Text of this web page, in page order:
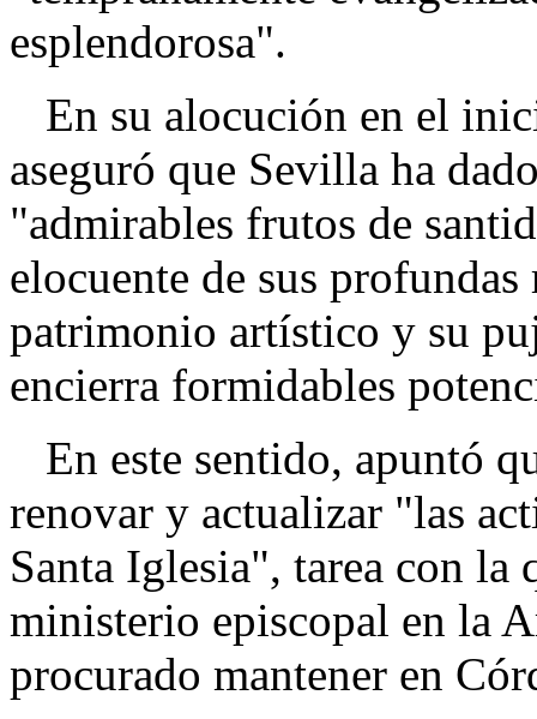
esplendorosa".
En su alocución en el
aseguró que Sevilla ha
"admirables frutos de
elocuente de sus
patrimonio artístico y su
encierra formidables
En este sentido, apuntó
renovar y actualizar "las
Santa Iglesia", tarea con la
ministerio episcopal en la
procurado mantener en